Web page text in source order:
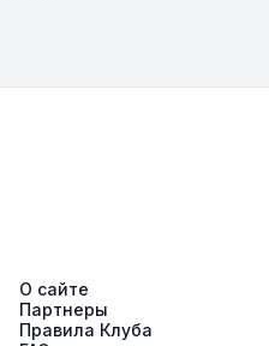
О сайте
Партнеры
Правила Клуба